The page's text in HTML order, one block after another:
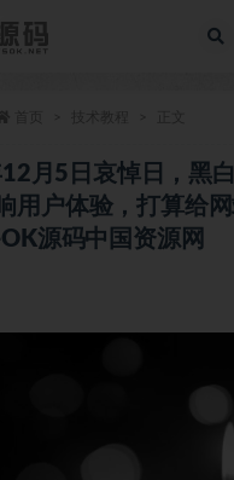
月5日哀悼日，黑
用户体验，打算给
源码中国资源网